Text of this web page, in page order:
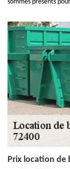
sommes présents
Prix location de